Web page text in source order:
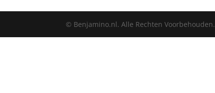
© Benjamino.nl. Alle Rechten Voorbehouden.